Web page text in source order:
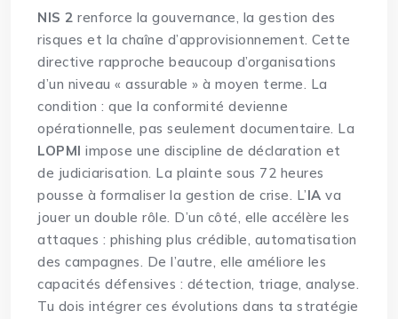
NIS 2 renforce la gouvernance, la gestion des
risques et la chaîne d’approvisionnement. Cette
directive rapproche beaucoup d’organisations
d’un niveau « assurable » à moyen terme. La
condition : que la conformité devienne
opérationnelle, pas seulement documentaire. La
LOPMI impose une discipline de déclaration et
de judiciarisation. La plainte sous 72 heures
pousse à formaliser la gestion de crise. L’IA va
jouer un double rôle. D’un côté, elle accélère les
attaques : phishing plus crédible, automatisation
des campagnes. De l’autre, elle améliore les
capacités défensives : détection, triage, analyse.
Tu dois intégrer ces évolutions dans ta stratégie